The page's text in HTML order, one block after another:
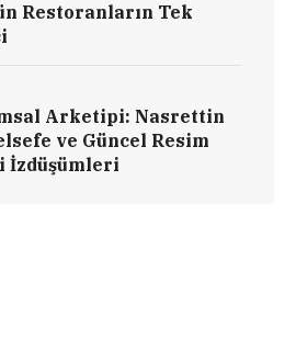
Restoranların Tek
Arketipi: Nasrettin
ve Güncel Resim